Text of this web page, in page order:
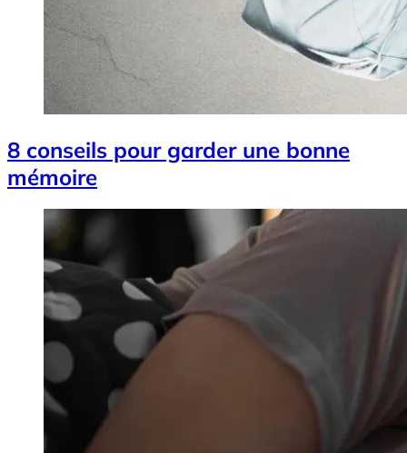
8 conseils pour garder une bonne
mémoire